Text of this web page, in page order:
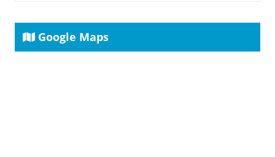
Google Maps